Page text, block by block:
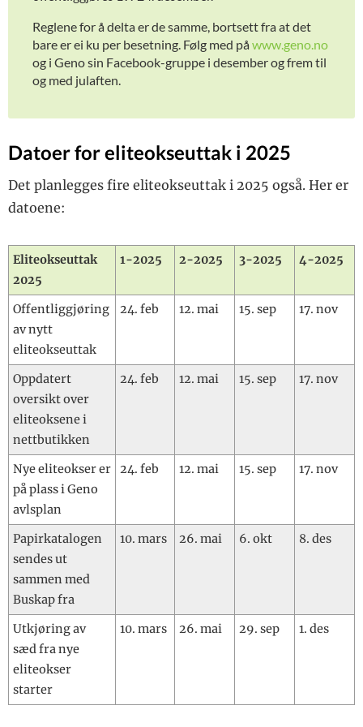
prøvetaking
Hva betyr kuhelsa
for klima og
bærekraft?
Reglene for å delta er de samme, bortsett fra at det
bare er ei ku per besetning. Følg med påwww.geno.no
og i Geno sin Facebook-gruppe i desember og frem til
og med julaften.
Datoer for eliteokseuttak i 2025
Det planlegges fire eliteokseuttak i 2025 også. Her er
datoene:
Eliteokseuttak
2025
1-2025 2-2025 3-2025 4-2025
Offentliggjøring
av nytt
eliteokseuttak
24. feb 12. mai 15. sep 17. nov
Oppdatert
oversikt over
eliteoksene i
nettbutikken
24. feb 12. mai 15. sep 17. nov
Nye eliteokser er
på plass i Geno
avlsplan
24. feb 12. mai 15. sep 17. nov
Papirkatalogen
sendes ut
sammen med
Buskap fra
10. mars 26. mai 6. okt 8. des
Utkjøring av
sæd fra nye
eliteokser
starter
10. mars 26. mai 29. sep 1. des